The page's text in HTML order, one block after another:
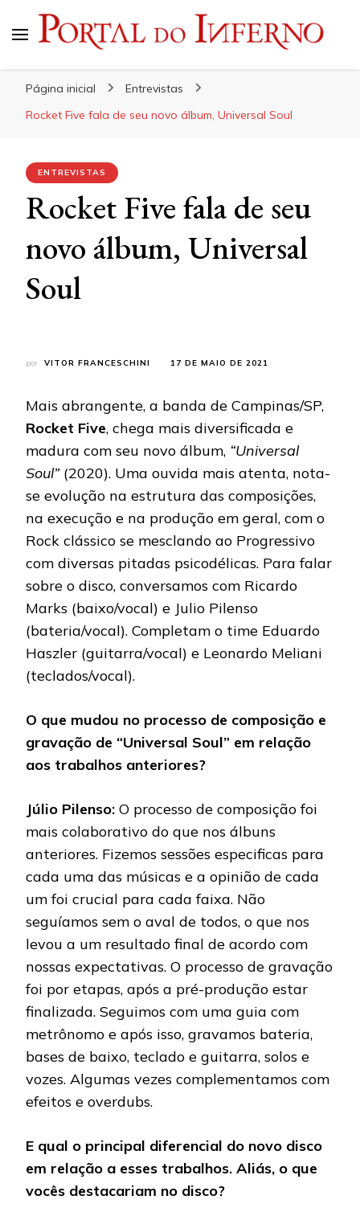
Página inicial
Entrevistas
Rocket Five fala de seu novo álbum, Universal Soul
ENTREVISTAS
Rocket Five fala de seu
novo álbum, Universal
Soul
por VITOR FRANCESCHINI 17 DE MAIO DE 2021
Mais abrangente, a banda de Campinas/SP,
Rocket Five, chega mais diversificada e
madura com seu novo álbum, “Universal
Soul”(2020). Uma ouvida mais atenta, nota-
se evolução na estrutura das composições,
na execução e na produção em geral, com o
Rock clássico se mesclando ao Progressivo
com diversas pitadas psicodélicas. Para falar
sobre o disco, conversamos com Ricardo
Marks (baixo/vocal) e Julio Pilenso
(bateria/vocal). Completam o time Eduardo
Haszler (guitarra/vocal) e Leonardo Meliani
(teclados/vocal).
O que mudou no processo de composição e
gravação de “Universal Soul” em relação
aos trabalhos anteriores?
Júlio Pilenso: O processo de composição foi
mais colaborativo do que nos álbuns
anteriores. Fizemos sessões especificas para
cada uma das músicas e a opinião de cada
um foi crucial para cada faixa. Não
seguíamos sem o aval de todos, o que nos
levou a um resultado final de acordo com
nossas expectativas. O processo de gravação
foi por etapas, após a pré-produção estar
finalizada. Seguimos com uma guia com
metrônomo e após isso, gravamos bateria,
bases de baixo, teclado e guitarra, solos e
vozes. Algumas vezes complementamos com
efeitos e overdubs.
E qual o principal diferencial do novo disco
em relação a esses trabalhos. Aliás, o que
vocês destacariam no disco?